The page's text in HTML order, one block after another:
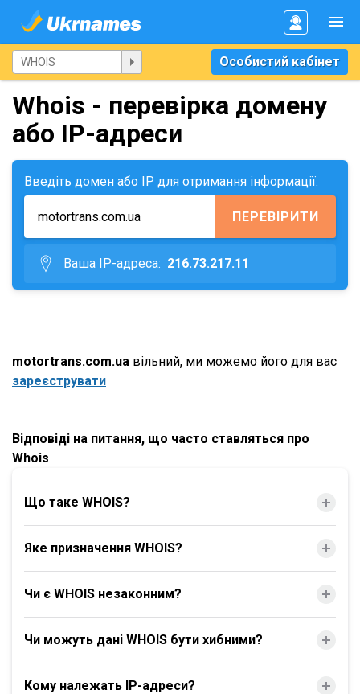
Особистий кабінет
Whois - перевірка домену
або IP-адреси
Введіть домен або IP для отримання інформації:
ПЕРЕВІРИТИ
Ваша IP-адреса: 216.73.217.11
motortrans.com.ua вільний, ми можемо його для вас
зареєструвати
Відповіді на питання, що часто ставляться про
Whois
Що таке WHOIS?
Яке призначення WHOIS?
Чи є WHOIS незаконним?
Чи можуть дані WHOIS бути хибними?
Кому належать IP-адреси?